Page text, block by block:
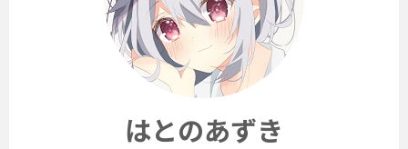
はとのあずき